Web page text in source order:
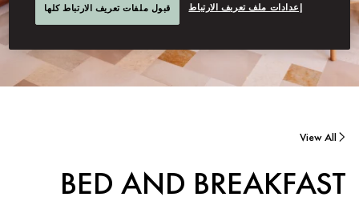
View All
BED AND BREAKFAST
إعدادات ملف تعريف الارتباط قبول ملفات تعريف الارتباط كلها